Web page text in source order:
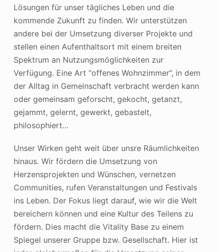
Lösungen für unser tägliches Leben und die
kommende Zukunft zu finden. Wir unterstützen
andere bei der Umsetzung diverser Projekte und
stellen einen Aufenthaltsort mit einem breiten
Spektrum an Nutzungsmöglichkeiten zur
Verfügung. Eine Art “offenes Wohnzimmer”, in dem
der Alltag in Gemeinschaft verbracht werden kann
oder gemeinsam geforscht, gekocht, getanzt,
gejammt, gelernt, gewerkt, gebastelt,
philosophiert…
Unser Wirken geht weit über unsre Räumlichkeiten
hinaus. Wir fördern die Umsetzung von
Herzensprojekten und Wünschen, vernetzen
Communities, rufen Veranstaltungen und Festivals
ins Leben. Der Fokus liegt darauf, wie wir die Welt
bereichern können und eine Kultur des Teilens zu
fördern. Dies macht die Vitality Base zu einem
Spiegel unserer Gruppe bzw. Gesellschaft. Hier ist